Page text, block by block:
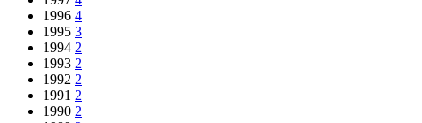
1996 4
1995 3
1994 2
1993 2
1992 2
1991 2
1990 2